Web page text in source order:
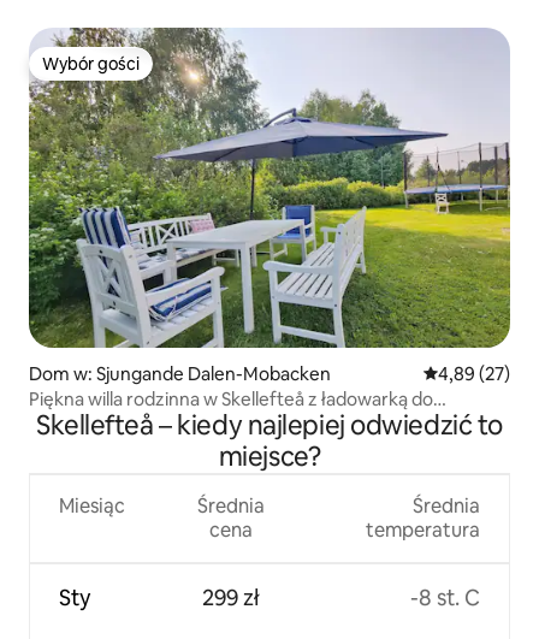
Wybór gości
Wybór gości
Dom w: Sjungande Dalen-Mobacken Średnia
4,89 (27)
Piękna willa rodzinna w Skellefteå z ładowarką do
samochodów elektrycznych
Skellefteå – kiedy najlepiej odwiedzić to
miejsce?
Miesiąc
Sty
Średnia
cena
299 zł
Średnia
temperatura
-8 st. C